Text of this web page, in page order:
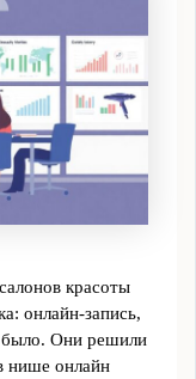
красоты
онлайн‑запись,
было. Они решили
нише онлайн